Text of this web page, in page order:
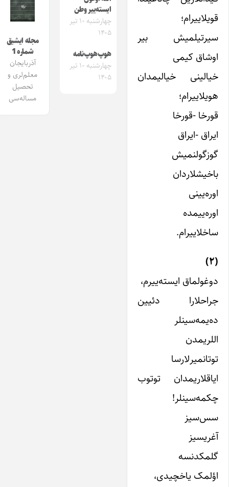
قویلاییرام؛
سیرتیلمیش بیر
اوشاق کیمی
خیالینی خیالیمدان
هویلاییرام؛
قورخا -قورخا
ایراق -ایراق
گوزگولنمیش
باخیشلاردان
اوره‌یینی
اوره‌ییمده
ساخلاییرام.
دوغولماق ایسته‌ییرم،
جراحلارا دئیین
ده‌یمه‌سینلر
اللریمدن
توتانمیرلارسا
ایاقلاریمدان توتوب
چکمه‌سینلر!
سس‌سیز
آغریسیز
گلمکدنسه
اؤلمک یاخچیدی،
ایسته‌ییر وطن
چهارشنبه ۱۰ تیر
۱۴۰۵
هوپ‌هوپ‌نامه
چهارشنبه ۱۰ تیر
۱۴۰۵
مجله ایشیق
شماره 1
آذربایجان
معلم‌لری و
تحصیل
مساله‌سی